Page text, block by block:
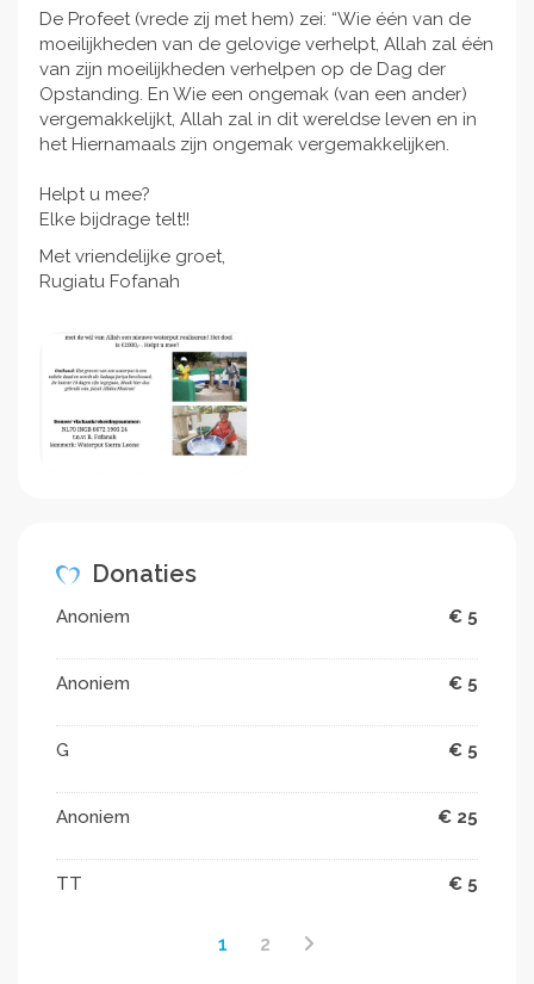
De Profeet (vrede zij met hem) zei: “Wie één van de
moeilijkheden van de gelovige verhelpt, Allah zal één
van zijn moeilijkheden verhelpen op de Dag der
Opstanding. En Wie een ongemak (van een ander)
vergemakkelijkt, Allah zal in dit wereldse leven en in
het Hiernamaals zijn ongemak vergemakkelijken.
Helpt u mee?
Elke bijdrage telt!!
Met vriendelijke groet,
Rugiatu Fofanah
Donaties
Anoniem € 5
Anoniem € 5
G € 5
Anoniem € 25
TT € 5
1 2